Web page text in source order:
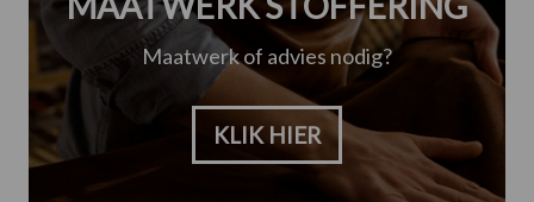
Maatwerk of advies nodig?
KLIK HIER